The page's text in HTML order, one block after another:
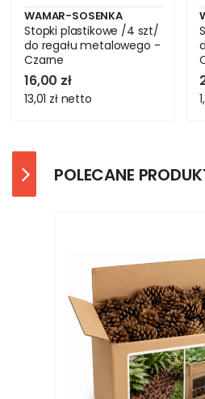
WAMAR-SOSENKA
Stopki plastikowe /4 szt/
do regału metalowego -
Czarne
16,00 zł
13,01 zł netto
POLECANE